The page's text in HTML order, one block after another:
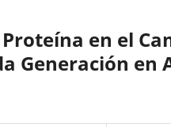
en el
Generación en